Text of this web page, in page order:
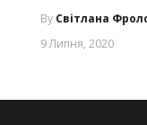
By Світлана
9 Липня, 2020